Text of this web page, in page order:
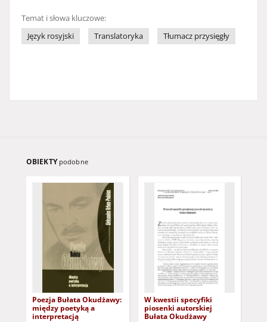
Temat i słowa kluczowe:
Język rosyjski
Translatoryka Tłumacz przysięgły
OBIEKTY podobne
Poezja Bułata Okudżawy:
między poetyką a
interpretacją
W kwestii specyfiki
piosenki autorskiej
Bułata Okudżawy